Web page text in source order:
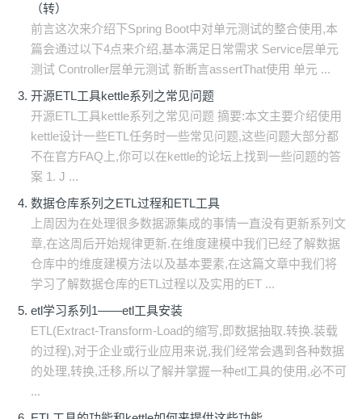
（转）
前言这次来介绍下Spring Boot中对单元测试的整合使用,本
篇会通过以下4点来介绍,基本满足日常需求 Service层单元
测试 Controller层单元测试 新断言assertThat使用 单元 ...
开源ETL工具kettle系列之常见问题
开源ETL工具kettle系列之常见问题 摘要:本文主要介绍使用
kettle设计一些ETL任务时一些常见问题,这些问题大部分都
不在官方FAQ上,你可以在kettle的论坛上找到一些问题的答
案 1. J ...
数据仓库系列之ETL过程和ETL工具
上周因为在处理很多数据源集成的事情一直没有更新系列文
章,在这周后开始规律更新.在维度建模中我们已经了解数据
仓库中的维度建模方法以及基本要素,在这篇文章中我们将
学习了解数据仓库的ETL过程以及实用的ET ...
etl学习系列1——etl工具安装
ETL(Extract-Transform-Load的缩写,即数据抽取.转换.装载
的过程),对于企业或行业应用来说,我们经常会遇到各种数据
的处理,转换,迁移,所以了解并掌握一种etl工具的使用,必不可
...